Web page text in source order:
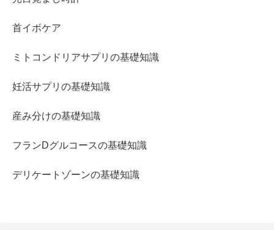
首イボケア
ミトコンドリアサプリの基礎知識
妊活サプリの基礎知識
産み分けの基礎知識
フランDグルコースの基礎知識
デリケートゾーンの基礎知識